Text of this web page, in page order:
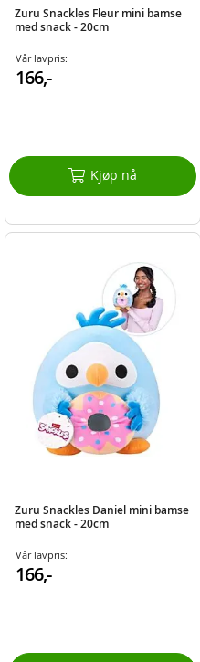
Zuru Snackles Fleur mini bamse
med snack - 20cm
Vår lavpris:
166,-
Kjøp nå
Zuru Snackles Daniel mini bamse
med snack - 20cm
Vår lavpris:
166,-